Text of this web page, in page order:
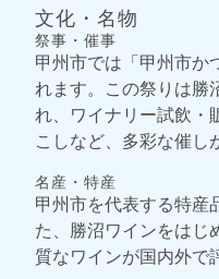
文化・名物
祭事・催事
甲州市では「甲州市か
れます。この祭りは勝
れ、ワイナリー試飲・
こしなど、多彩な催し
名産・特産
甲州市を代表する特産
た、勝沼ワインをはじ
質なワインが国内外で